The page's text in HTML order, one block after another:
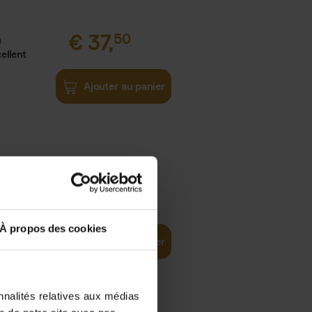
À propos des cookies
relatives aux médias
€ 37,50
Ajouter au panier
world 29,99
Ajouter au panier